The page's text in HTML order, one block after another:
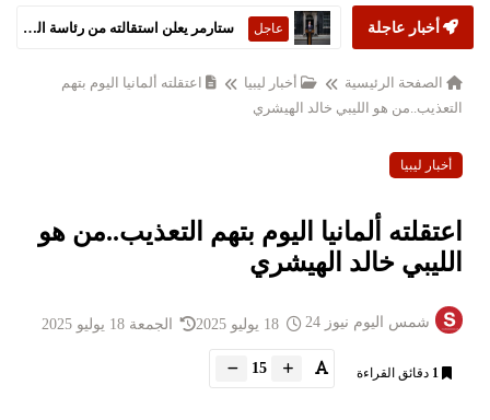
أخبار عاجلة عاجل ستارمر يعلن استقالته من رئاسة الحكومة البريطانية
الصفحة الرئيسية أخبار ليبيا
اعتقلته ألمانيا اليوم بتهم
التعذيب..من هو الليبي خالد الهيشري
أخبار ليبيا
اعتقلته ألمانيا اليوم بتهم التعذيب..من هو
الليبي خالد الهيشري
شمس اليوم نيوز 24 الجمعة 18 يوليو 2025
1 دقائق القراءة 15